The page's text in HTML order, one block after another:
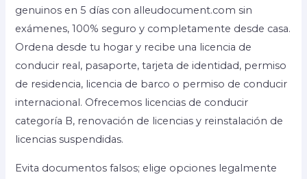
genuinos en 5 días con alleudocument.com sin
exámenes, 100% seguro y completamente desde casa.
Ordena desde tu hogar y recibe una licencia de
conducir real, pasaporte, tarjeta de identidad, permiso
de residencia, licencia de barco o permiso de conducir
internacional. Ofrecemos licencias de conducir
categoría B, renovación de licencias y reinstalación de
licencias suspendidas.
Evita documentos falsos; elige opciones legalmente